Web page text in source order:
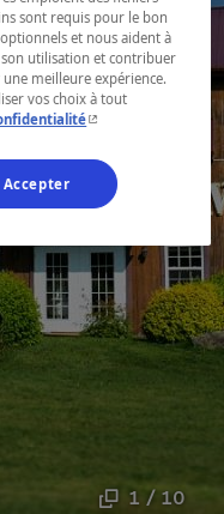
1 / 10
sont requis pour le bon
et nous aident à
utilisation et contribuer
meilleure expérience.
vos choix à tout
- Cet hyperlien
Accepter